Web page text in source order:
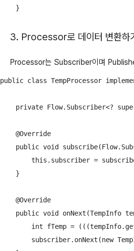
    }
3. Processor로 데이터 변환하
Processor는 Subscriber이며
public class TempProcessor
private Flow.Subscriber<?
    @Override
public void
this.subscriber =
    }
    @Override
public void onNext(TempInfo
int fTemp =
subscriber.onNext(new